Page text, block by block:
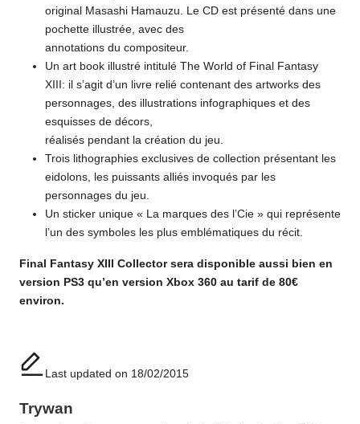
original Masashi Hamauzu. Le CD est présenté dans une
pochette illustrée, avec des
annotations du compositeur.
Un art book illustré intitulé The World of Final Fantasy
XIII: il s’agit d’un livre relié contenant des artworks des
personnages, des illustrations infographiques et des
esquisses de décors,
réalisés pendant la création du jeu.
Trois lithographies exclusives de collection présentant les
eidolons, les puissants alliés invoqués par les
personnages du jeu.
Un sticker unique « La marques des l’Cie » qui représente
l’un des symboles les plus emblématiques du récit.
Final Fantasy XIII Collector sera disponible aussi bien en
version PS3 qu’en version Xbox 360 au tarif de 80€
environ.
Last updated on 18/02/2015
Trywan